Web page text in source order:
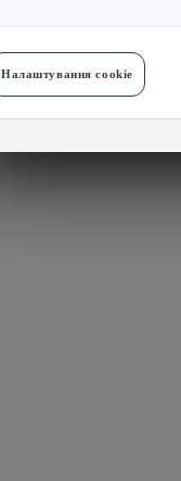
Налаштування cookie